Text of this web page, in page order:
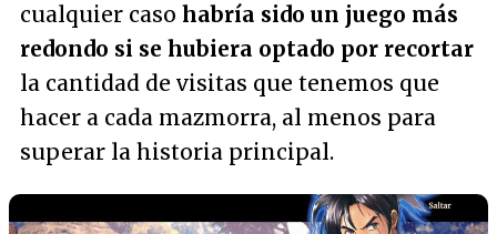
cualquier caso habría sido un juego más
redondo si se hubiera optado por recortar
la cantidad de visitas que tenemos que
hacer a cada mazmorra, al menos para
superar la historia principal.